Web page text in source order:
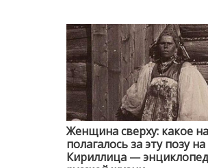
Женщина сверху: какое
полагалось за эту позу
Кириллица —